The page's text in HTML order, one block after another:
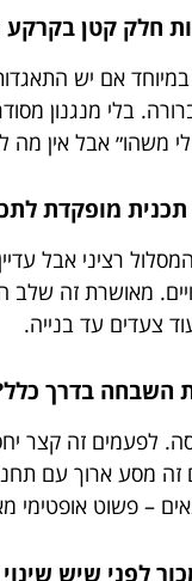
חלק קטן בקרקע
במיוחד אם יש
בלי מנגנון
משהו״ אבל אין מה
מופקדת
רציני אבל
מאושרת זה שלב
צעדים עד בנייה.
השבחה בדרך
לפעמים זה קצר
מסע ארוך עם
– פשוט אופטימי
לפני שיש שינוי